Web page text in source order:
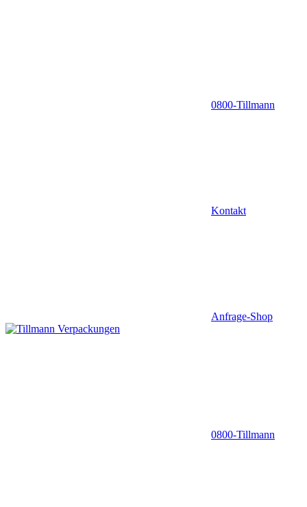
0800-Tillmann
Kontakt
Anfrage-Shop
0800-Tillmann